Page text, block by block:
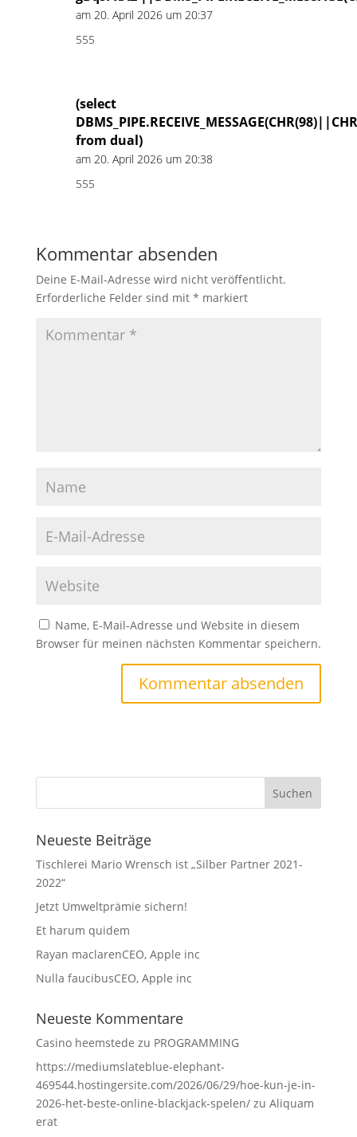
am 20. April 2026 um 20:37
555
(select
from dual)
am 20. April 2026 um 20:38
555
Kommentar absenden
Deine E-Mail-Adresse wird nicht veröffentlicht.
Erforderliche Felder sind mit * markiert
Name, E-Mail-Adresse und Website in diesem
Browser für meinen nächsten Kommentar speichern.
Neueste Beiträge
Tischlerei Mario Wrensch ist „Silber Partner 2021-
2022“
Jetzt Umweltprämie sichern!
Et harum quidem
Rayan maclarenCEO, Apple inc
Nulla faucibusCEO, Apple inc
Neueste Kommentare
Casino heemstede zu PROGRAMMING
https://mediumslateblue-elephant-
469544.hostingersite.com/2026/06/29/hoe-kun-je-in-
2026-het-beste-online-blackjack-spelen/zu Aliquam
erat